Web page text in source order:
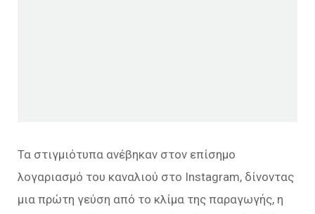
Τα στιγμιότυπα ανέβηκαν στον επίσημο
λογαριασμό του καναλιού στο Instagram, δίνοντας
μια πρώτη γεύση από το κλίμα της παραγωγής, η